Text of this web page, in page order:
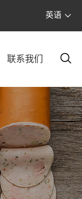
英语 
联系我们 